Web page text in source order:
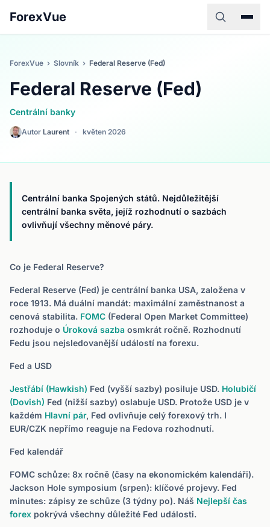
ForexVue
ForexVue › Slovník › Federal Reserve (Fed)
Federal Reserve (Fed)
Centrální banky
Autor Laurent · květen 2026
Centrální banka Spojených států. Nejdůležitější
centrální banka světa, jejíž rozhodnutí o sazbách
ovlivňují všechny měnové páry.
Co je Federal Reserve?
Federal Reserve (Fed) je centrální banka USA, založena v
roce 1913. Má duální mandát: maximální zaměstnanost a
cenová stabilita. FOMC (Federal Open Market Committee)
rozhoduje o Úroková sazba osmkrát ročně. Rozhodnutí
Fedu jsou nejsledovanější událostí na forexu.
Fed a USD
Jestřábí (Hawkish) Fed (vyšší sazby) posiluje USD. Holubičí
(Dovish) Fed (nižší sazby) oslabuje USD. Protože USD je v
každém Hlavní pár, Fed ovlivňuje celý forexový trh. I
EUR/CZK nepřímo reaguje na Fedova rozhodnutí.
Fed kalendář
FOMC schůze: 8x ročně (časy na ekonomickém kalendáři).
Jackson Hole symposium (srpen): klíčové projevy. Fed
minutes: zápisy ze schůze (3 týdny po). Náš Nejlepší čas
forex pokrývá všechny důležité Fed události.